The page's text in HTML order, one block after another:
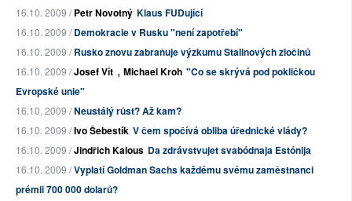
16.10. 2009 /Petr Novotný Klaus FUDující
16.10. 2009 /Demokracie v Rusku "není zapotřebí"
16.10. 2009 /Rusko znovu zabraňuje výzkumu Stalinových zločinů
16.10. 2009 /Josef Vít , Michael Kroh "Co se skrývá pod pokličkou
Evropské unie"
16.10. 2009 /Neustálý růst? Až kam?
16.10. 2009 /Ivo Šebestík V čem spočívá obliba úřednické vlády?
16.10. 2009 /Jindřich Kalous Da zdrávstvujet svabódnaja Estónija
16.10. 2009 /Vyplatí Goldman Sachs každému svému zaměstnanci
prémii 700 000 dolarů?